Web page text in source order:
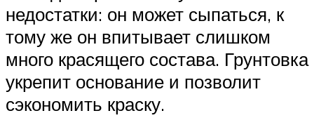
недостатки: он может сыпаться, к
тому же он впитывает слишком
много красящего состава. Грунтовка
укрепит основание и позволит
сэкономить краску.